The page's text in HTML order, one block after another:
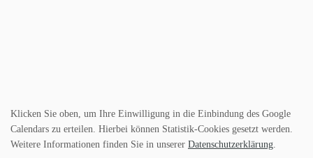
Klicken Sie oben, um Ihre Einwilligung in die Einbindung des Google
Calendars zu erteilen. Hierbei können Statistik-Cookies gesetzt werden.
Weitere Informationen finden Sie in unserer Datenschutzerklärung.